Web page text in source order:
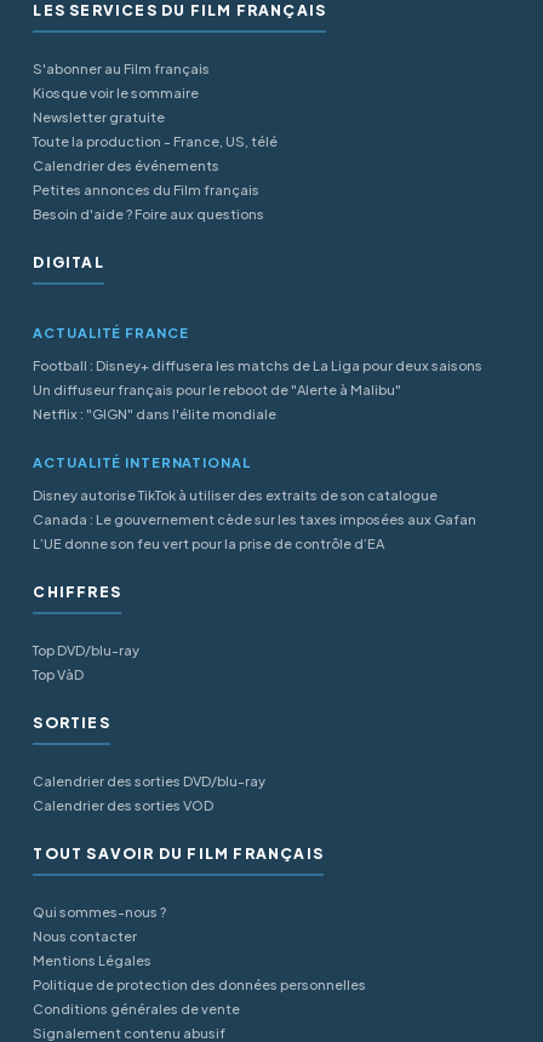
LES SERVICES DU FILM FRANÇAIS
S'abonner au Film français
Kiosque voir le sommaire
Newsletter gratuite
Toute la production - France, US, télé
Calendrier des événements
Petites annonces du Film français
Besoin d'aide ? Foire aux questions
DIGITAL
ACTUALITÉ FRANCE
Football : Disney+ diffusera les matchs de La Liga pour deux saisons
Un diffuseur français pour le reboot de "Alerte à Malibu"
Netflix : "GIGN" dans l'élite mondiale
ACTUALITÉ INTERNATIONAL
Disney autorise TikTok à utiliser des extraits de son catalogue
Canada : Le gouvernement cède sur les taxes imposées aux Gafan
L’UE donne son feu vert pour la prise de contrôle d’EA
CHIFFRES
Top DVD/blu-ray
Top VàD
SORTIES
Calendrier des sorties DVD/blu-ray
Calendrier des sorties VOD
TOUT SAVOIR DU FILM FRANÇAIS
Qui sommes-nous ?
Nous contacter
Mentions Légales
Politique de protection des données personnelles
Conditions générales de vente
Signalement contenu abusif